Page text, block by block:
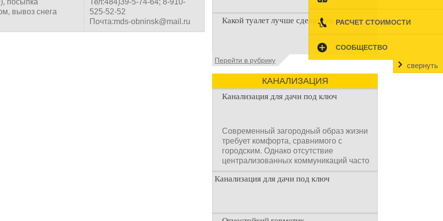
РАСЧЕТ СТОИМОСТИ
СООБЩЕСТВО
свернуть
посыпка
вывоз снега
Тел:484)39-5-74-64; 8-910-
525-52-52
Почта:mds-obninsk@mail.ru
Туалет на даче – это первая постройка,
которая изначально строится на дачном
Какой туалет лучше сделать на даче
Когда люди долгое время прибывают на
дачном участке, то им приходится
подстраивать все условия
Перейти в рубрику
КАНАЛИЗАЦИЯ
Канализация для дачи под ключ
Современный загородный образ жизни
требует комфорта, сравнимого с
городским. Однако отсутствие
централизованных коммуникаций часто
становится главным препятствием.
Многие владельцы ошибочно полагают,
Канализация для дачи под ключ